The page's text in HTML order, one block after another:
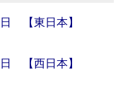
【東日本】
【西日本】